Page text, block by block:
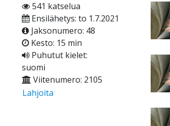
541 katselua
Ensilähetys: to 1.7.2021
Jaksonumero: 48
Kesto: 15 min
Puhutut kielet:
suomi
Viitenumero: 2105
Lahjoita